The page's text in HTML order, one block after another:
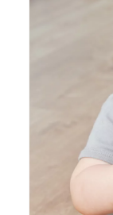
end